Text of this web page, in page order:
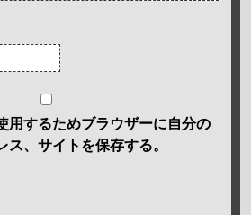
用するためブラウザーに自分の
ス、サイトを保存する。